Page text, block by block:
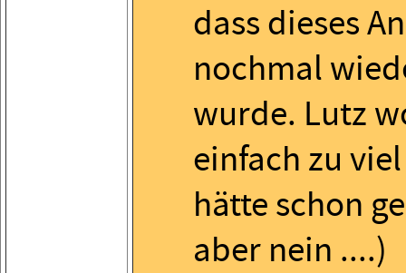
dass dieses
nochmal
wurde. Lutz
einfach zu
hätte schon
aber nein ....)